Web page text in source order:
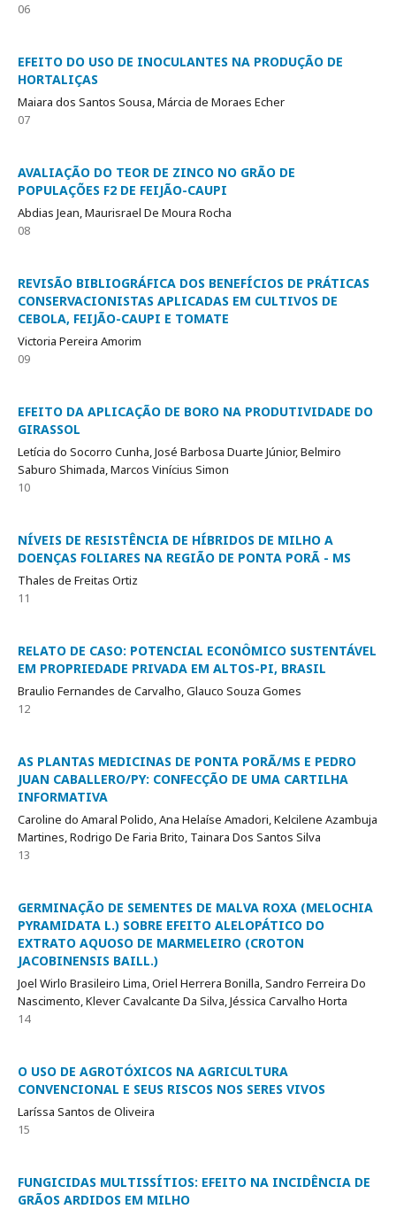
06
EFEITO DO USO DE INOCULANTES NA PRODUÇÃO DE
HORTALIÇAS
Maiara dos Santos Sousa, Márcia de Moraes Echer
07
AVALIAÇÃO DO TEOR DE ZINCO NO GRÃO DE
POPULAÇÕES F2 DE FEIJÃO-CAUPI
Abdias Jean, Maurisrael De Moura Rocha
08
REVISÃO BIBLIOGRÁFICA DOS BENEFÍCIOS DE PRÁTICAS
CONSERVACIONISTAS APLICADAS EM CULTIVOS DE
CEBOLA, FEIJÃO-CAUPI E TOMATE
Victoria Pereira Amorim
09
EFEITO DA APLICAÇÃO DE BORO NA PRODUTIVIDADE DO
GIRASSOL
Letícia do Socorro Cunha, José Barbosa Duarte Júnior, Belmiro
Saburo Shimada, Marcos Vinícius Simon
10
NÍVEIS DE RESISTÊNCIA DE HÍBRIDOS DE MILHO A
DOENÇAS FOLIARES NA REGIÃO DE PONTA PORÃ - MS
Thales de Freitas Ortiz
11
RELATO DE CASO: POTENCIAL ECONÔMICO SUSTENTÁVEL
EM PROPRIEDADE PRIVADA EM ALTOS-PI, BRASIL
Braulio Fernandes de Carvalho, Glauco Souza Gomes
12
AS PLANTAS MEDICINAS DE PONTA PORÃ/MS E PEDRO
JUAN CABALLERO/PY: CONFECÇÃO DE UMA CARTILHA
INFORMATIVA
Caroline do Amaral Polido, Ana Helaíse Amadori, Kelcilene Azambuja
Martines, Rodrigo De Faria Brito, Tainara Dos Santos Silva
13
GERMINAÇÃO DE SEMENTES DE MALVA ROXA (MELOCHIA
PYRAMIDATA L.) SOBRE EFEITO ALELOPÁTICO DO
EXTRATO AQUOSO DE MARMELEIRO (CROTON
JACOBINENSIS BAILL.)
Joel Wirlo Brasileiro Lima, Oriel Herrera Bonilla, Sandro Ferreira Do
Nascimento, Klever Cavalcante Da Silva, Jéssica Carvalho Horta
14
O USO DE AGROTÓXICOS NA AGRICULTURA
CONVENCIONAL E SEUS RISCOS NOS SERES VIVOS
Laríssa Santos de Oliveira
15
FUNGICIDAS MULTISSÍTIOS: EFEITO NA INCIDÊNCIA DE
GRÃOS ARDIDOS EM MILHO